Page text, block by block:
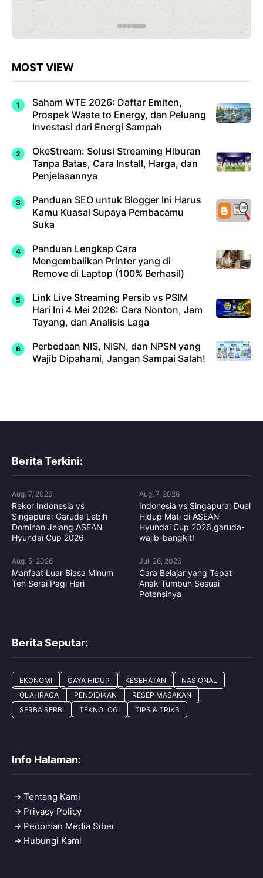
MOST VIEW
Saham WTE 2026: Daftar Emiten,
Prospek Waste to Energy, dan Peluang
Investasi dari Energi Sampah
OkeStream: Solusi Streaming Hiburan
Tanpa Batas, Cara Install, Harga, dan
Penjelasannya
Panduan SEO untuk Blogger Ini Harus
Kamu Kuasai Supaya Pembacamu
Suka
Panduan Lengkap Cara
Mengembalikan Printer yang di
Remove di Laptop (100% Berhasil)
Link Live Streaming Persib vs PSIM
Hari Ini 4 Mei 2026: Cara Nonton, Jam
Tayang, dan Analisis Laga
Perbedaan NIS, NISN, dan NPSN yang
Wajib Dipahami, Jangan Sampai Salah!
Berita Terkini:
Aug. 7, 2026
Rekor Indonesia vs
Singapura: Garuda Lebih
Dominan Jelang ASEAN
Hyundai Cup 2026
Aug. 7, 2026
Indonesia vs Singapura: Duel
Hidup Mati di ASEAN
Hyundai Cup 2026,garuda-
wajib-bangkit!
Aug. 5, 2026
Manfaat Luar Biasa Minum
Teh Serai Pagi Hari
Jul. 26, 2026
Cara Belajar yang Tepat
Anak Tumbuh Sesuai
Potensinya
Berita Seputar:
EKONOMI GAYA HIDUP KESEHATAN
NASIONAL
OLAHRAGA
PENDIDIKAN
RESEP MASAKAN
SERBA SERBI
TEKNOLOGI TIPS & TRIKS
Info Halaman:
Tentang Kami
Privacy Policy
Pedoman Media Siber
Hubungi Kami